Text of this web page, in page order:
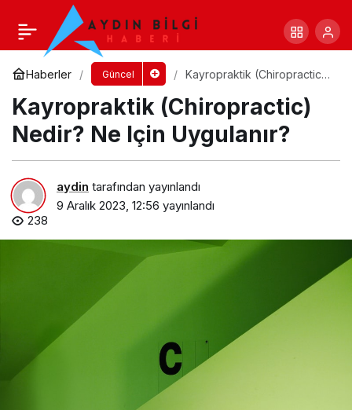
Haberler Güncel
Kayropraktik (Chiropractic)
Kayropraktik (Chiropractic)
Nedir? Ne Için Uygulanır?
aydin tarafından yayınlandı
9 Aralık 2023, 12:56 yayınlandı
238
Cilt İçin Faydalı Vitaminler Hangileri?
Paylaş